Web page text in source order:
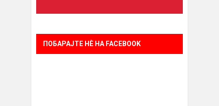
ПОБАРАЈТЕ НÈ НА FACEBOOK